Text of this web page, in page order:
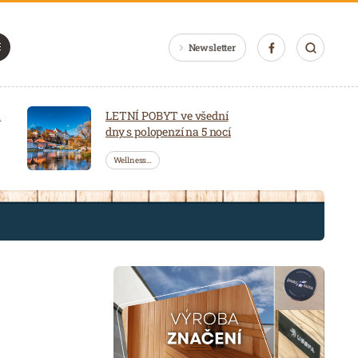
Newsletter
LETNÍ POBYT ve všední
dny s polopenzí na 5 nocí
Wellness…